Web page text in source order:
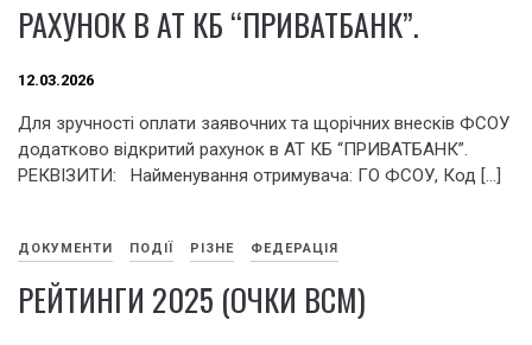
РАХУНОК В АТ КБ “ПРИВАТБАНК”.
12.03.2026
Для зручності оплати заявочних та щорічних внесків ФСОУ
додатково відкритий рахунок в АТ КБ “ПРИВАТБАНК”.
РЕКВІЗИТИ: Найменування отримувача: ГО ФСОУ, Код […]
ДОКУМЕНТИ ПОДІЇ РІЗНЕ ФЕДЕРАЦІЯ
РЕЙТИНГИ 2025 (ОЧКИ ВСМ)